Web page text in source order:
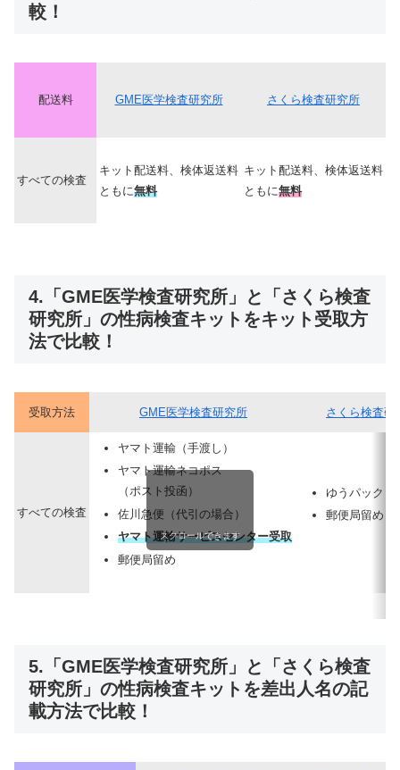
較！
配送料 GME医学検査研究所 さくら検査研究所
すべての検査
キット配送料、検体返送料
ともに無料
キット配送料、検体返送料
ともに無料
4.「GME医学検査研究所」と「さくら検査
研究所」の性病検査キットをキット受取方
法で比較！
受取方法 GME医学検査研究所 さくら検査研
すべての検査
ヤマト運輸（手渡し）
ヤマト運輸ネコポス
（ポスト投函）
佐川急便（代引の場合）
ヤマト運輸サービスセンター受取
郵便局留め
ゆうパック（
郵便局留め
スクロールできます
5.「GME医学検査研究所」と「さくら検査
研究所」の性病検査キットを差出人名の記
載方法で比較！